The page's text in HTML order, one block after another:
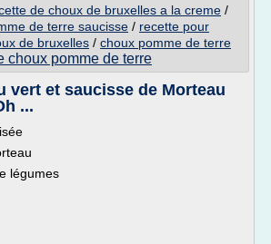
de choux de bruxelles a la creme /
de terre saucisse / recette pour
de bruxelles / choux pomme de terre
choux pomme de terre
vert et saucisse de Morteau
...
légumes